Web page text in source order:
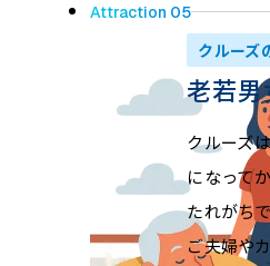
Attraction 05
クルーズ
老若
クルーズ
になって
たれがち
ご夫婦や